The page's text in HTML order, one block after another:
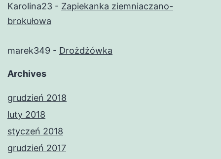
Karolina23 - Zapiekanka ziemniaczano-
brokułowa
marek349 - Drożdżówka
Archives
grudzień 2018
luty 2018
styczeń 2018
grudzień 2017